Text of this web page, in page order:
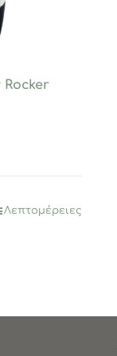
Rocker
Λεπτομέρειες